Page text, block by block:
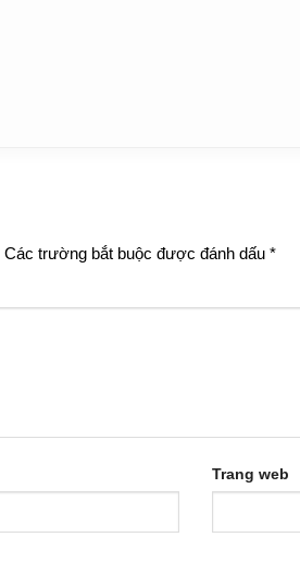
Các trường bắt buộc được đánh dấu *
Trang web